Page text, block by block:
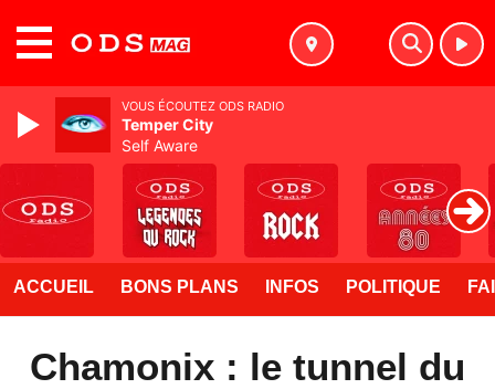
ACCUEIL BONS PLANS INFOS POLITIQUE
Chamonix : le tunnel du
VOUS ÉCOUTEZ ODS RADIO
Temper City
Self Aware